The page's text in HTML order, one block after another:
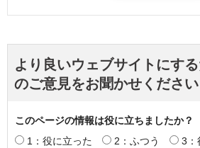
より良いウェブサイトにす
のご意見をお聞かせください
このページの情報は役に立ちましたか？
1：役に立った
2：ふつう
3：